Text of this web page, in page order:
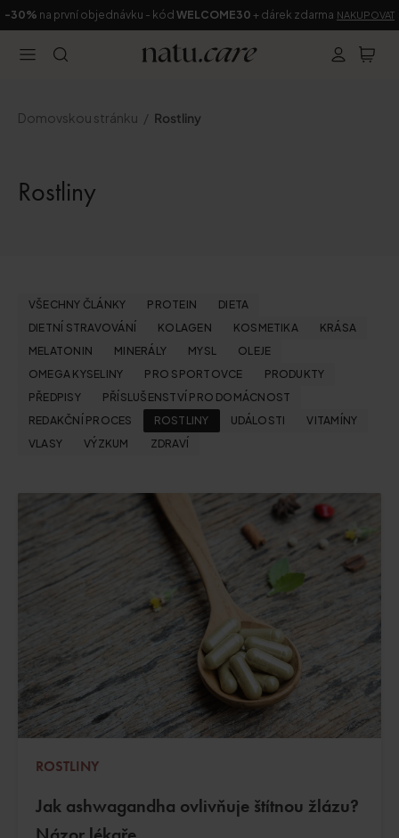
-30% na první objednávku - kód WELCOME30 + dárek zdarma NAKUPOVAT
Domovskou stránku Rostliny
Rostliny
VŠECHNY ČLÁNKY PROTEIN
DIETA
DIETNÍ STRAVOVÁNÍ
KOLAGEN KOSMETIKA
KRÁSA
MELATONIN
MINERÁLY MYSL
OLEJE
OMEGA KYSELINY
PRO SPORTOVCE
PRODUKTY
PŘEDPISY
PŘÍSLUŠENSTVÍ PRO DOMÁCNOST
REDAKČNÍ PROCES
ROSTLINY UDÁLOSTI
VITAMÍNY
VLASY
VÝZKUM ZDRAVÍ
ROSTLINY
Jak ashwagandha ovlivňuje štítnou žlázu?